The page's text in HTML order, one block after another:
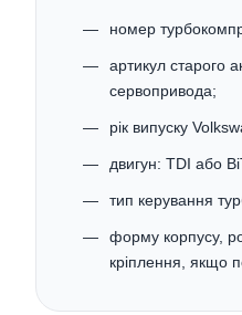
номер
артикул старого
сервопривода;
рік випуску
двигун: TDI або
тип керування
форму корпусу,
кріплення, якщо